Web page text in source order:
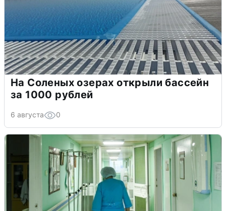
На Соленых озерах открыли бассейн
за 1000 рублей
6 августа 0